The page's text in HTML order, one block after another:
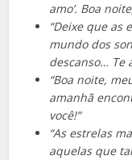
amo’. Boa
“Deixe que as
mundo dos
descanso… Te
“Boa noite,
amanhã
você!”
“As estrelas
aquelas que